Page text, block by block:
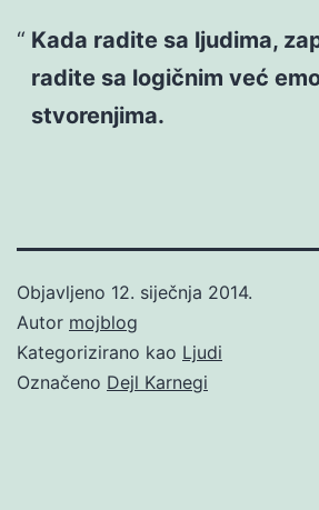
Kada radite sa ljudima,
radite sa logičnim već
stvorenjima.
Objavljeno 12. siječnja 2014.
Autor mojblog
Kategorizirano kao Ljudi
Označeno Dejl Karnegi